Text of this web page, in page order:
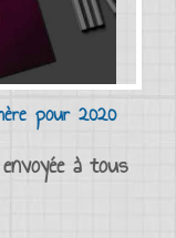
pour 2020
à tous